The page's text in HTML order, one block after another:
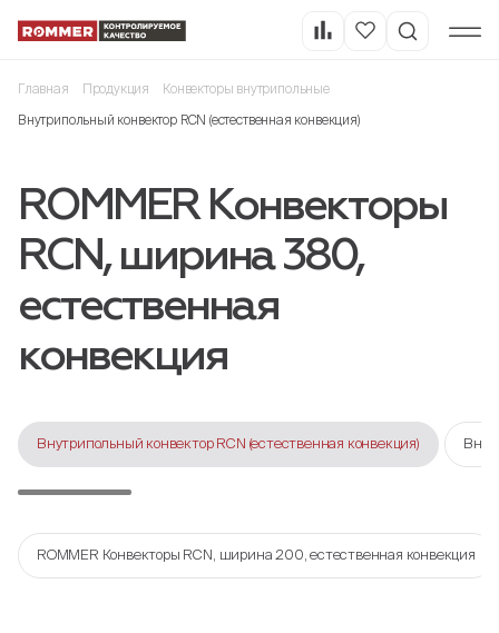
Главная Продукция Конвекторы внутрипольные
Внутрипольный конвектор RCN (естественная конвекция)
ROMMER Конвекторы
RCN, ширина 380,
естественная
конвекция
Внутрипольный конвектор RCN (естественная конвекция)
ROMMER Конвекторы RCN, ширина 200, естественная конвекция